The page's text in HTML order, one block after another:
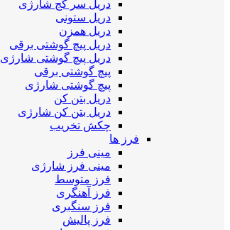
دریل سر کج شارژی
دریل ستونی
دریل همزن
دریل پیچ گوشتی برقی
دریل پیچ گوشتی شارژی
پیچ گوشتی برقی
پیچ گوشتی شارژی
دریل بتن کن
دریل بتن کن شارژی
چکش تخریب
فرز ها
مینی فرز
مینی فرز شارژی
فرز متوسط
فرز آهنگری
فرز سنگبری
فرز پالیش